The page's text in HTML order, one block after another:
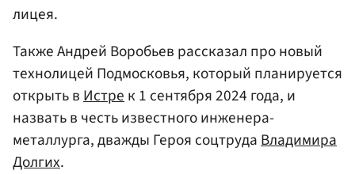
лицея.
Также Андрей Воробьев рассказал про новый
технолицей Подмосковья, который планируется
открыть вИстрек 1 сентября 2024 года, и
назвать в честь известного инженера-
металлурга, дважды Героя соцтрудаВладимира
Долгих.